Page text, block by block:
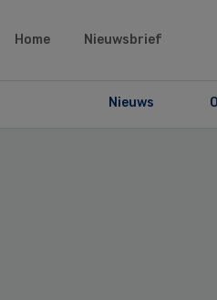
Home Nieuwsbrief
Nieuws